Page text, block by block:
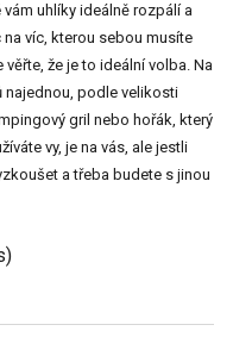
vám uhlíky ideálně rozpálí a
víc, kterou sebou musíte
že je to ideální volba. Na
najednou, podle velikosti
gril nebo hořák, který
vy, je na vás, ale jestli
a třeba budete s jinou